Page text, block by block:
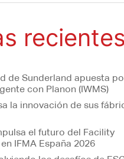
recientes
de Sunderland apuesta
con Planon (IWMS)
la innovación de sus
el futuro del Facility
IFMA España 2026